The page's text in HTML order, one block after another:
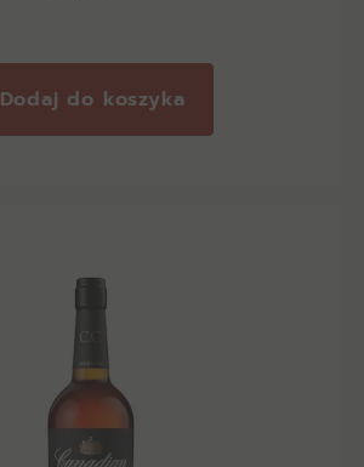
Dodaj do koszyka